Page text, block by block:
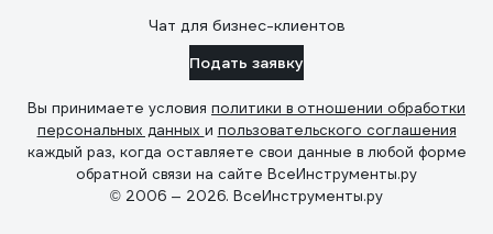
Чат для бизнес-клиентов
Подать заявку
Вы принимаете условия политики в отношении обработки
персональных данных и пользовательского соглашения
каждый раз, когда оставляете свои данные в любой форме
обратной связи на сайте ВсеИнструменты.ру
© 2006 — 2026. ВсеИнструменты.ру